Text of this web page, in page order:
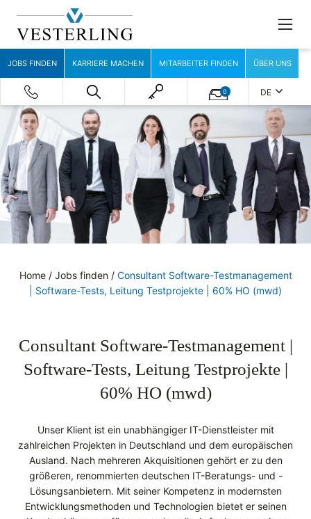
JOBS FINDEN KARRIERE MACHEN MITARBEITER FINDEN ÜBER UNS
0 DE
Home/ Jobs finden/ Consultant Software-Testmanagement
| Software-Tests, Leitung Testprojekte | 60% HO (mwd)
Consultant Software-Testmanagement |
Software-Tests, Leitung Testprojekte |
60% HO (mwd)
Unser Klient ist ein unabhängiger IT-Dienstleister mit
zahlreichen Projekten in Deutschland und dem europäischen
Ausland. Nach mehreren Akquisitionen gehört er zu den
größeren, renommierten deutschen IT-Beratungs- und -
Lösungsanbietern. Mit seiner Kompetenz in modernsten
Entwicklungsmethoden und Technologien bietet er seinen